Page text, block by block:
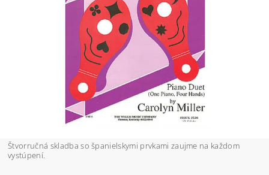
Štvorručná skladba so španielskymi prvkami zaujme na každom
vystúpení.